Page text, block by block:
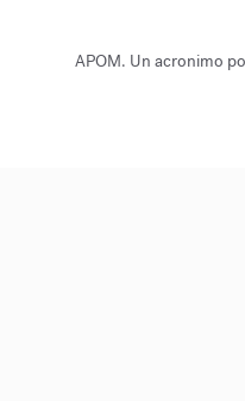
APOM. Un acronimo